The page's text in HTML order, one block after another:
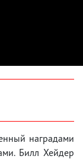
наградами
Билл Хейдер